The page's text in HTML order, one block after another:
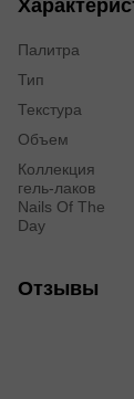
Палитра
Тип
Текстура
Объем
Коллекция
гель-лаков
Nails Of The
Day
Отзывы